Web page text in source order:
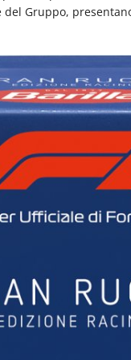
Gruppo,